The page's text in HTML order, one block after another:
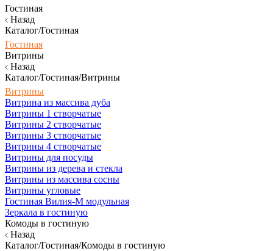
Гостиная
Назад
Каталог/Гостиная
Гостиная
Витрины
Назад
Каталог/Гостиная/Витрины
Витрины
Витрина из массива дуба
Витрины 1 створчатые
Витрины 2 створчатые
Витрины 3 створчатые
Витрины 4 створчатые
Витрины для посуды
Витрины из дерева и стекла
Витрины из массива сосны
Витрины угловые
Гостиная Вилия-М модульная
Зеркала в гостиную
Комоды в гостиную
Назад
Каталог/Гостиная/Комоды в гостиную